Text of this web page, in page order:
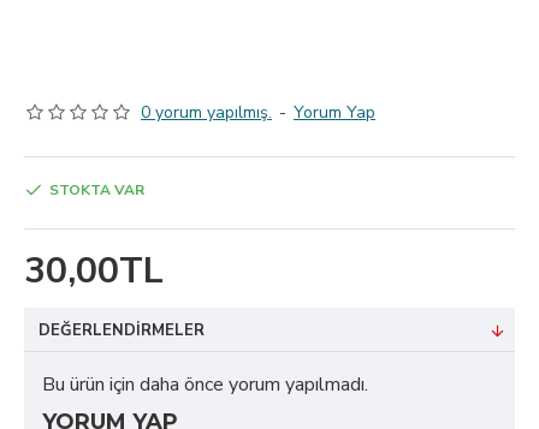
0 yorum yapılmış. - Yorum Yap
30,00TL
STOKTA VAR
DEĞERLENDIRMELER
Bu ürün için daha önce yorum yapılmadı.
YORUM YAP